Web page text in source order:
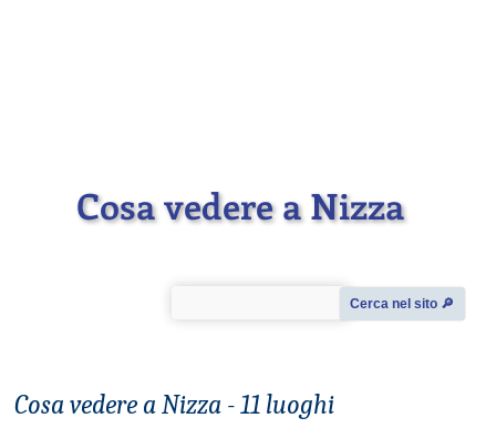
Cosa vedere a Nizza
Cerca nel sito 🔎︎
Cosa vedere a Nizza - 11 luoghi